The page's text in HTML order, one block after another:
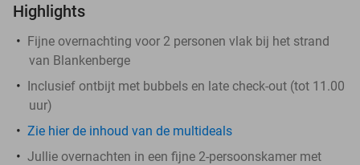
Highlights
Fijne overnachting voor 2 personen vlak bij het strand
van Blankenberge
Inclusief ontbijt met bubbels en late check-out (tot 11.00
uur)
Zie hier de inhoud van de multideals
Jullie overnachten in een fijne 2-persoonskamer met